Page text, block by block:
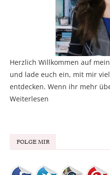
Herzlich Willkommen auf
und lade euch ein, mit mir
entdecken. Wenn ihr mehr
Weiterlesen
FOLGE MIR